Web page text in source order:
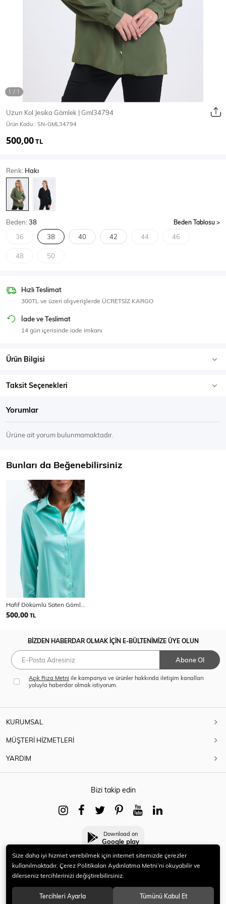
Mont & Kaban Yağmurluk
T-Shirt
Body
SPOR GİYİM
Eşofman Üstü
Uzun Kol Jesika Gömlek | Gml34794
Ürün Kodu : SN-GML34794
500,00TL
Renk: Hakı
Beden:38 Beden Tablosu
36 38 40 42 44 46
48 50
Hızlı Teslimat
300TL ve üzeri alışverişlerde ÜCRETSİZ KARGO
İade ve Teslimat
14 gün içerisinde iade imkanı
Ürün Bilgisi
Taksit Seçenekleri
Yorumlar
Ürüne ait yorum bulunmamaktadır.
Bunları da Beğenebilirsiniz
500,00 TL
BİZDEN HABERDAR OLMAK İÇİN E-BÜLTENİMİZE ÜYE OLUN
Abone Ol
Açık Rıza Metni ile kampanya ve ürünler hakkında iletişim kanalları
yoluyla haberdar olmak istiyorum.
KURUMSAL
MÜŞTERİ HİZMETLERİ
YARDIM
Bizi takip edin
Download on
Google play
© 2021 HERYENİ. Tüm hakları saklıdır.
Size daha iyi hizmet verebilmek için internet sitemizde çerezler
kullanılmaktadır. Çerez Politikaları Aydınlatma Metni’ni okuyabilir ve
dilerseniz tercihlerinizi değiştirebilirsiniz.
Tercihleri Ayarla Tümünü Kabul Et